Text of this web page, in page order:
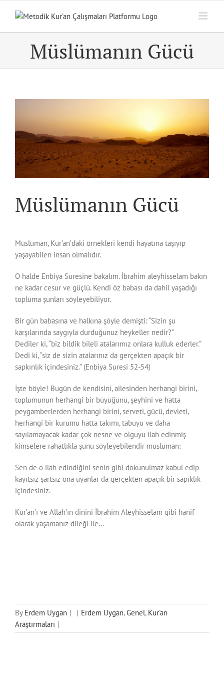
Müslümanın Gücü
Müslümanın Gücü
Müslüman, Kur’an’daki örnekleri kendi hayatına taşıyıp
yaşayabilen insan olmalıdır.
O halde Enbiya Suresine bakalım. İbrahim aleyhisselam bakın
ne kadar cesur ve güçlü. Kendi öz babası da dahil yaşadığı
topluma şunları söyleyebiliyor.
Bir gün babasına ve halkına şöyle demişti: “Sizin şu
karşılarında saygıyla durduğunuz heykeller nedir?”
Dediler ki, “biz bildik bileli atalarımız onlara kulluk ederler.”
Dedi ki, “siz de sizin atalarınız da gerçekten apaçık bir
sapkınlık içindesiniz.” (Enbiya Suresi 52-54)
İşte böyle! Bugün de kendisini, ailesinden herhangi birini,
toplumunun herhangi bir büyüğünü, şeyhini ve hatta
peygamberlerden herhangi birini, serveti, gücü, devleti,
herhangi bir kurumu hatta takımı, tabuyu ve daha
sayılamayacak kadar çok nesne ve olguyu ilah edinmiş
kimselere rahatlıkla şunu söyleyebilendir müslüman:
Sen de o ilah edindiğini senin gibi dokunulmaz kabul edip
kayıtsız şartsız ona uyanlar da gerçekten apaçık bir sapıklık
içindesiniz.
Kur’an’ı ve Allah’ın dinini İbrahim Aleyhisselam gibi hanif
olarak yaşamanız dileği ile…
By Erdem Uygan | | Erdem Uygan,Genel, Kur'an
Araştırmaları |